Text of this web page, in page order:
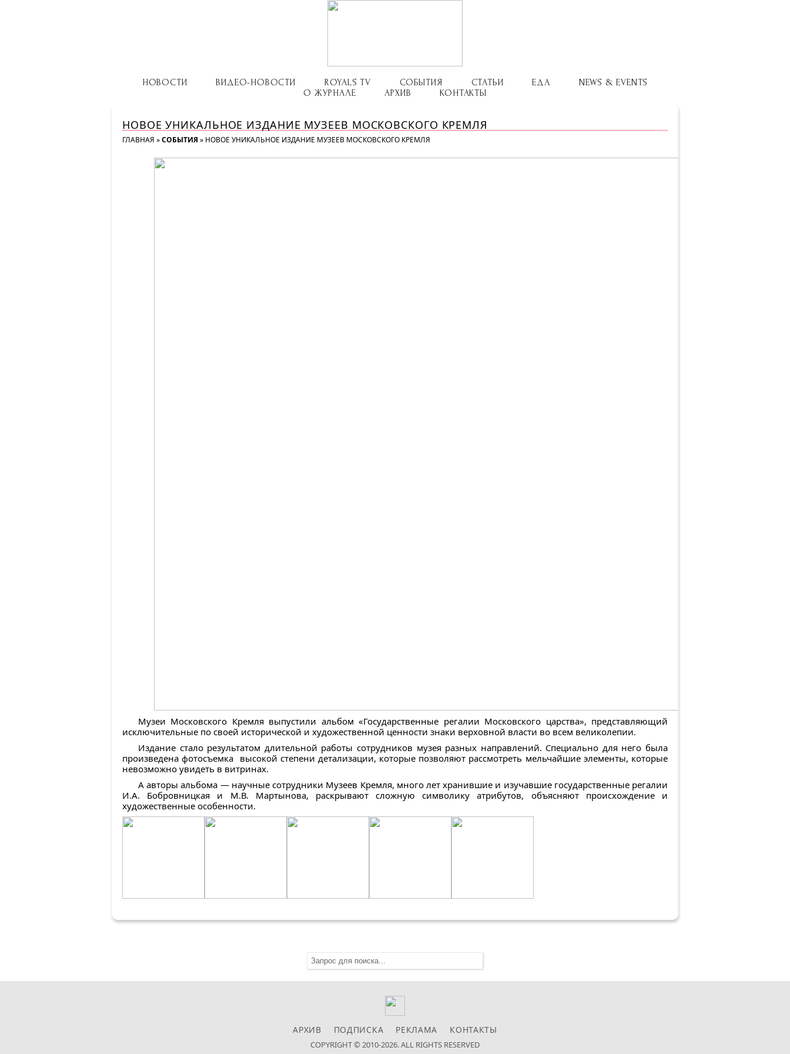
НОВОСТИ ВИДЕО-НОВОСТИ ROYALS TV СОБЫТИЯ СТАТЬИ ЕДА
NEWS & EVENTS
О ЖУРНАЛЕ
АРХИВ КОНТАКТЫ
НОВОЕ УНИКАЛЬНОЕ ИЗДАНИЕ МУЗЕЕВ МОСКОВСКОГО КРЕМЛЯ
ГЛАВНАЯ »СОБЫТИЯ » НОВОЕ УНИКАЛЬНОЕ ИЗДАНИЕ МУЗЕЕВ МОСКОВСКОГО КРЕМЛЯ
Музеи Московского Кремля выпустили альбом «Государственные регалии Московского царства», представляющий
исключительные по своей исторической и художественной ценности знаки верховной власти во всем великолепии.
Издание стало результатом длительной работы сотрудников музея разных направлений. Специально для него была
произведена фотосъемка высокой степени детализации, которые позволяют рассмотреть мельчайшие элементы, которые
невозможно увидеть в витринах.
А авторы альбома — научные сотрудники Музеев Кремля, много лет хранившие и изучавшие государственные регалии
И.А. Бобровницкая и М.В. Мартынова, раскрывают сложную символику атрибутов, объясняют происхождение и
художественные особенности.
АРХИВ ПОДПИСКА РЕКЛАМА КОНТАКТЫ
COPYRIGHT © 2010-2026. ALL RIGHTS RESERVED